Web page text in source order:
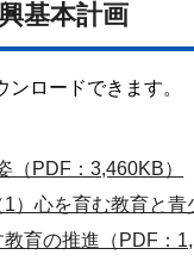
基本計画
ロードできます。
（PDF：3,460KB）
）心を育む教育と
育の推進（PDF：